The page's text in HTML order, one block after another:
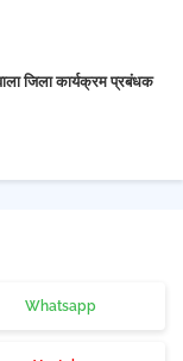
जिला कार्यक्रम प्रबंधक
Whatsapp